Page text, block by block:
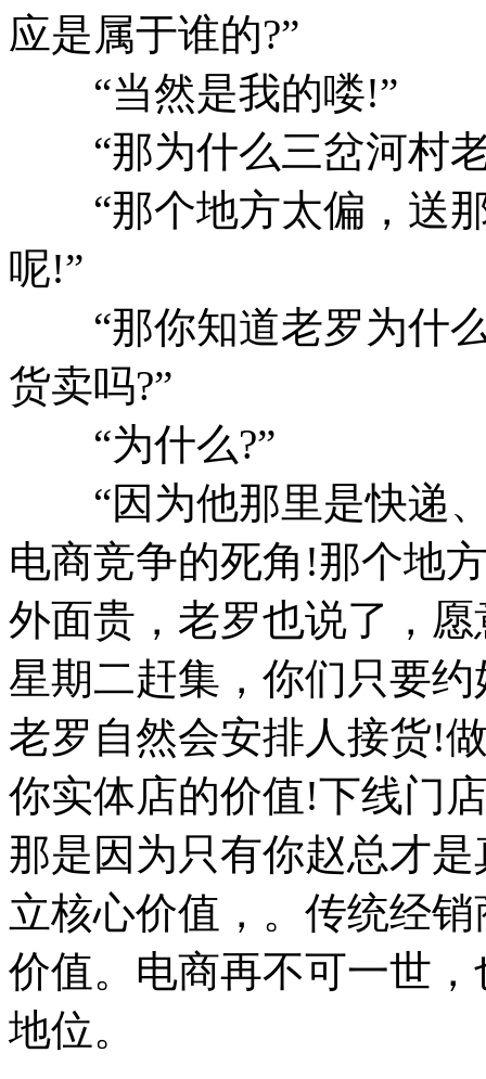
应是属于谁的?”
“当然是我的喽!”
“那为什么三岔河村老
“那个地方太偏，送那
呢!”
“那你知道老罗为什么
货卖吗?”
“为什么?”
“因为他那里是快递、
电商竞争的死角!那个地
外面贵，老罗也说了，
星期二赶集，你们只要
老罗自然会安排人接货!
你实体店的价值!下线门
那是因为只有你赵总才
立核心价值，。传统经
价值。电商再不可一世
地位。